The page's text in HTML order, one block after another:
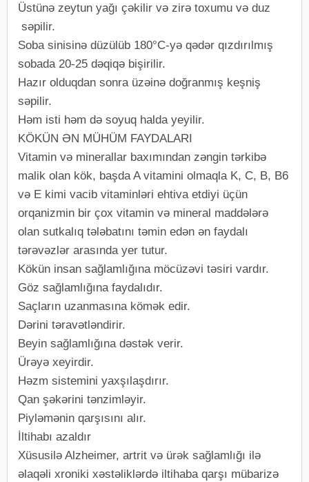
Üstünə zeytun yağı çəkilir və zirə toxumu və duz
səpilir.
Soba sinisinə düzülüb 180°C-yə qədər qızdırılmış
sobada 20-25 dəqiqə bişirilir.
Hazır olduqdan sonra üzəinə doğranmış keşniş
səpilir.
Həm isti həm də soyuq halda yeyilir.
KÖKÜN ƏN MÜHÜM FAYDALARI
Vitamin və minerallar baxımından zəngin tərkibə
malik olan kök, başda A vitamini olmaqla K, C, B, B6
və E kimi vacib vitaminləri ehtiva etdiyi üçün
orqanizmin bir çox vitamin və mineral maddələrə
olan sutkalıq tələbatını təmin edən ən faydalı
tərəvəzlər arasında yer tutur.
Kökün insan sağlamlığına möcüzəvi təsiri vardır.
Göz sağlamlığına faydalıdır.
Saçların uzanmasına kömək edir.
Dərini təravətləndirir.
Beyin sağlamlığına dəstək verir.
Ürəyə xeyirdir.
Həzm sistemini yaxşılaşdırır.
Qan şəkərini tənzimləyir.
Piyləmənin qarşısını alır.
İltihabı azaldır
Xüsusilə Alzheimer, artrit və ürək sağlamlığı ilə
əlaqəli xroniki xəstəliklərdə iltihaba qarşı mübarizə